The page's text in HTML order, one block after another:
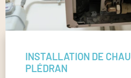
INSTALLATION DE
PLÉDRAN